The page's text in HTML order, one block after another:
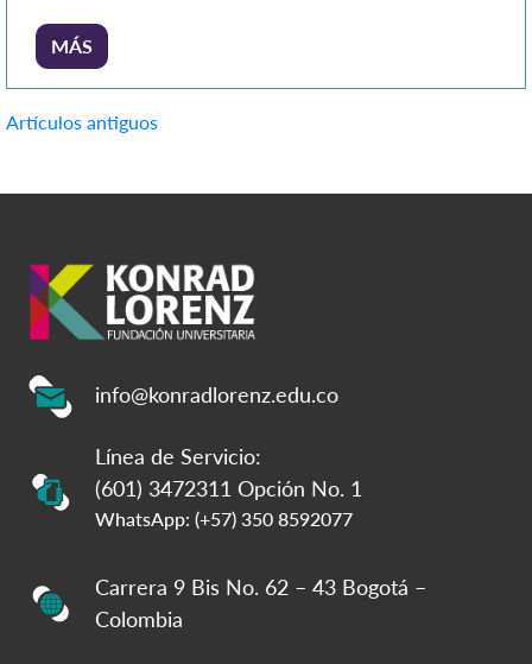
estudiantes. Este programa actualmente es posible porque la
Fundación Universitaria Konrad Lorenz es una de […]
MÁS
Navegación
Artículos antiguos
info@konradlorenz.edu.co
Línea de Servicio:
(601) 3472311 Opción No. 1
WhatsApp: (+57) 350 8592077
Carrera 9 Bis No. 62 – 43 Bogotá –
Colombia